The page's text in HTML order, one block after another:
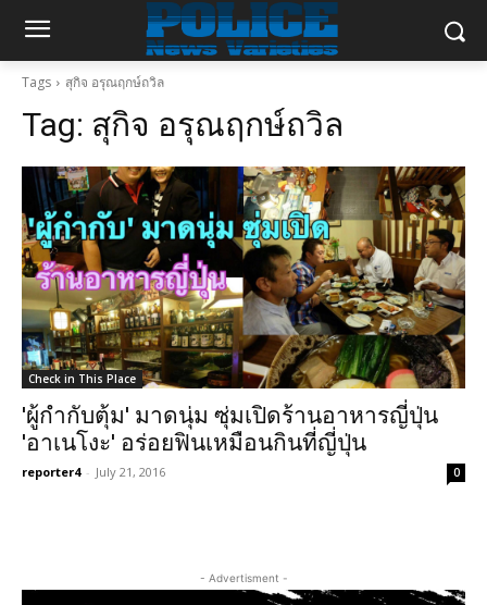
Tags สุกิจ อรุณฤกษ์ถวิล
Tag: สุกิจ อรุณฤกษ์ถวิล
Check in This Place
'ผู้กำกับตุ้ม' มาดนุ่ม ซุ่มเปิดร้านอาหารญี่ปุ่น
'อาเนโงะ' อร่อยฟินเหมือนกินที่ญี่ปุ่น
reporter4 - July 21, 2016 0
- Advertisment -